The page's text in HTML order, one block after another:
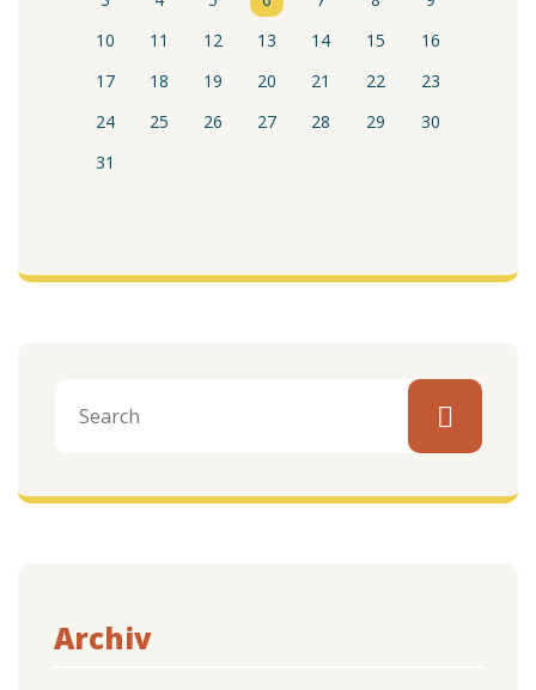
10
11 12 13 14 15
16
17
18 19 20 21 22
23
24
25 26 27 28 29
30
31
Archiv